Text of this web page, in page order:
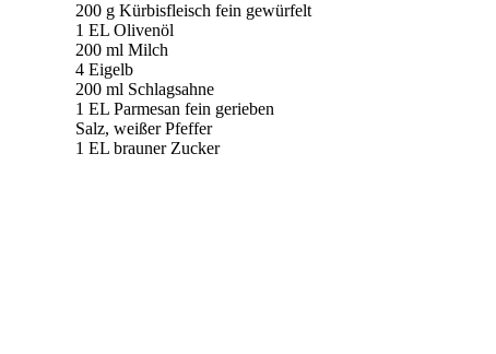
200 g Kürbisfleisch fein gewürfelt
1 EL Olivenöl
200 ml Milch
4 Eigelb
200 ml Schlagsahne
1 EL Parmesan fein gerieben
Salz, weißer Pfeffer
1 EL brauner Zucker